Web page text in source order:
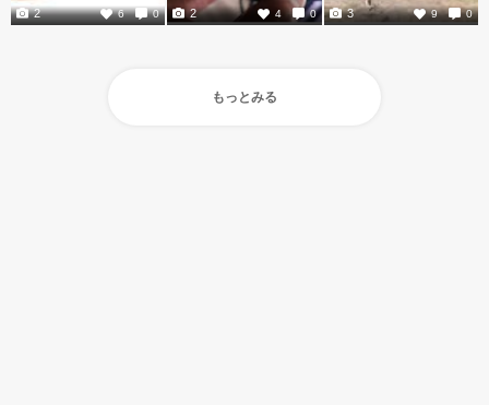
6 0
2 4 0
2 9 0
3
もっとみる